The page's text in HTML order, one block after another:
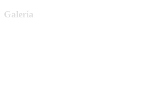
Galería